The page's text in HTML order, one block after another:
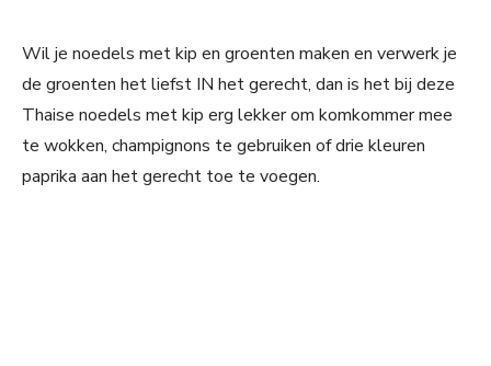
Wil je noedels met kip en groenten maken en verwerk je
de groenten het liefst IN het gerecht, dan is het bij deze
Thaise noedels met kip erg lekker om komkommer mee
te wokken, champignons te gebruiken of drie kleuren
paprika aan het gerecht toe te voegen.